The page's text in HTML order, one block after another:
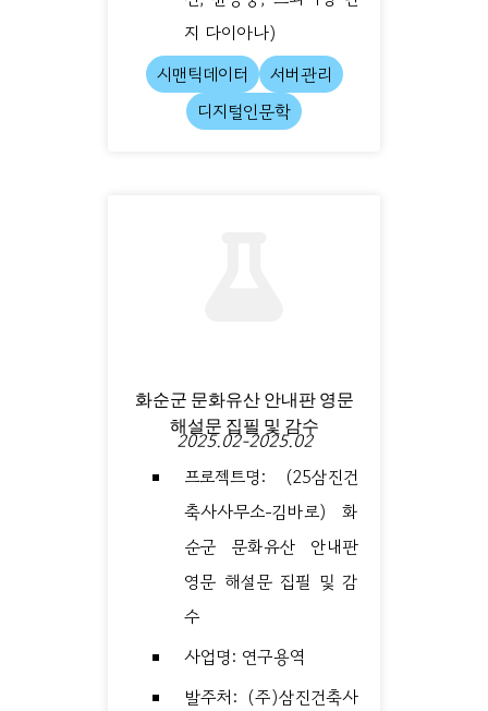
지 다이아나)
시맨틱데이터
서버관리
디지털인문학
화순군 문화유산 안내판 영문
해설문 집필 및 감수
2025.02-2025.02
프로젝트명: (25삼진건
축사사무소-김바로) 화
순군 문화유산 안내판
영문 해설문 집필 및 감
수
사업명: 연구용역
발주처: (주)삼진건축사